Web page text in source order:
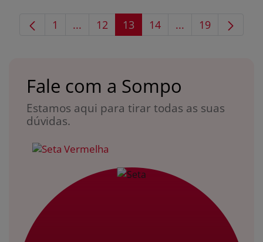
Página
1 ...Páginas intermediárias Usar ABA
Página
12 Página
13 Página
14 ...PáginasPágina
19
Fale com a Sompo
Estamos aqui para tirar todas as suas
dúvidas.